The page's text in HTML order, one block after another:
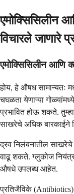
एमोक्सिसिलीन
विचारले जाणारे
एमोक्सिसिलीन आणि
होय, हे औषध सामान्यतः
चघळता येणाऱ्या
प्रभावित होऊ शकते.
साखरेचे अधिक बारकाईने
द्रव निलंबनातील साखरेचे
वाढू शकते. ग्लुकोज
औषधे उपलब्ध आहेत.
प्रतिजैविके